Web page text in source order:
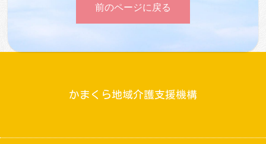
前のページに戻る
かまくら地域介護支援機構